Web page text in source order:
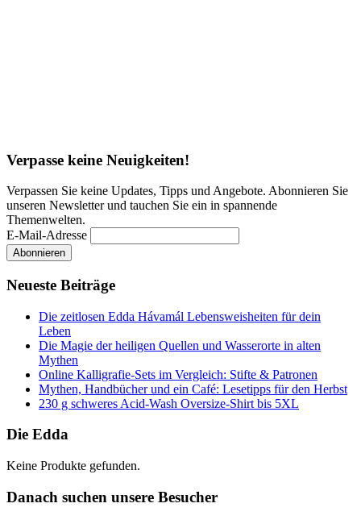
Verpasse keine Neuigkeiten!
Verpassen Sie keine Updates, Tipps und Angebote. Abonnieren Sie
unseren Newsletter und tauchen Sie ein in spannende
Themenwelten.
E-Mail-Adresse
Neueste Beiträge
Die zeitlosen Edda Hávamál Lebensweisheiten für dein
Leben
Die Magie der heiligen Quellen und Wasserorte in alten
Mythen
Online Kalligrafie‑Sets im Vergleich: Stifte & Patronen
Mythen, Handbücher und ein Café: Lesetipps für den Herbst
230 g schweres Acid-Wash Oversize-Shirt bis 5XL
Die Edda
Keine Produkte gefunden.
Danach suchen unsere Besucher